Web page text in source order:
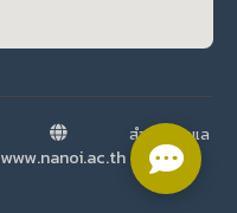
www.nanoi.ac.th
สำหรับผู้ดูแล
ระบบ